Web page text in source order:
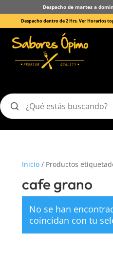
Despacho de martes a
Despacho dentro de 2 Hrs. Ver Horarios
Buscar
Inicio/ Productos
cafe grano
No se han
coincidan con tu